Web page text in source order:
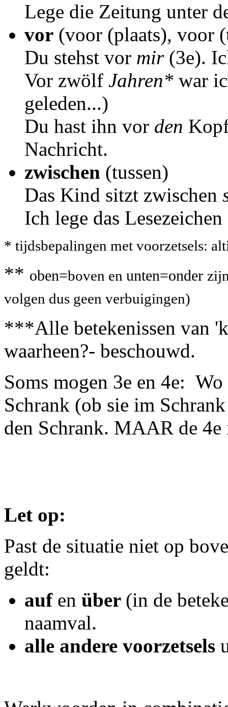
Lege die Zeitung unter
vor (voor (plaats), voor
Du stehst vor mir (3e).
Vor zwölf Jahren* war
geleden...)
Du hast ihn vor den
Nachricht.
zwischen (tussen)
Das Kind sitzt zwischen
Ich lege das
* tijdsbepalingen met voorzetsels:
** oben=boven en unten=onder
volgen dus geen verbuigingen)
***Alle betekenissen van
waarheen?- beschouwd.
Soms mogen 3e en 4e:
Schrank (ob sie im
den Schrank. MAAR de
Let op:
Past de situatie niet op
geldt:
auf en über (in de
naamval.
alle andere voorzetsels